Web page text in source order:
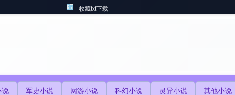
收藏txt下载
说 军史小说 网游小说 科幻小说 灵异小说 其他小说